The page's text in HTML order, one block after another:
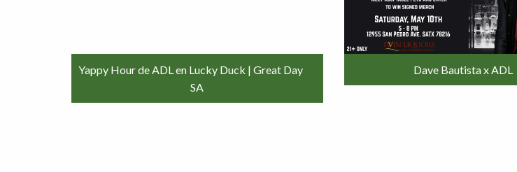
Yappy Hour de ADL en Lucky Duck | Great Day
SA
Dave Bautista x ADL